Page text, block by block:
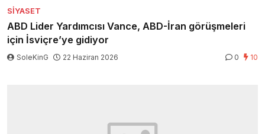
SIYASET
ABD Lider Yardımcısı Vance, ABD-İran görüşmeleri
için İsviçre’ye gidiyor
SoleKinG 22 Haziran 2026 0 10